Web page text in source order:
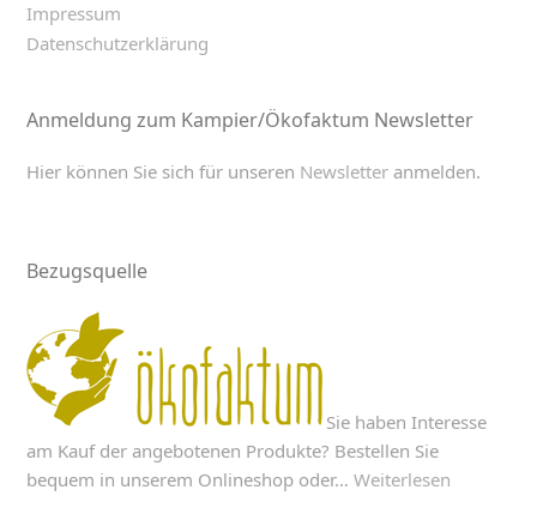
Impressum
Datenschutzerklärung
Anmeldung zum Kampier/Ökofaktum Newsletter
Hier können Sie sich für unseren Newsletter anmelden.
Bezugsquelle
Sie haben Interesse
am Kauf der angebotenen Produkte? Bestellen Sie
bequem in unserem Onlineshop oder…Weiterlesen